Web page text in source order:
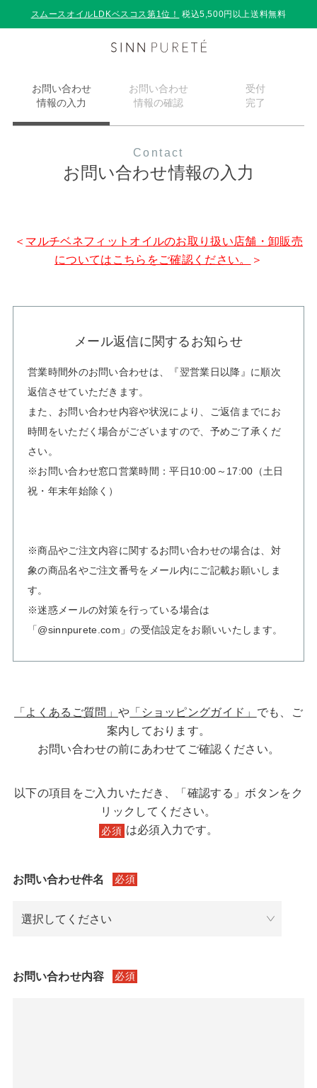
スムースオイルLDKベスコス第1位！ 税込5,500円以上送料無料
お問い合わせ
情報の入力
お問い合わせ
情報の確認
受付
完了
Contact
お問い合わせ情報の入力
＜ マルチベネフィットオイルのお取り扱い店舗・卸販売
についてはこちらをご確認ください。
＞
メール返信に関するお知らせ
営業時間外のお問い合わせは、『翌営業日以降』に順次
返信させていただきます。
また、お問い合わせ内容や状況により、ご返信までにお
時間をいただく場合がございますので、予めご了承くだ
さい。
※お問い合わせ窓口営業時間：平日10:00～17:00（土日
祝・年末年始除く）
※商品やご注文内容に関するお問い合わせの場合は、対
象の商品名やご注文番号をメール内にご記載お願いしま
す。
※迷惑メールの対策を行っている場合は
「@sinnpurete.com」の受信設定をお願いいたします。
「よくあるご質問」 や 「ショッピングガイド」 でも、ご
案内しております。
お問い合わせの前にあわせてご確認ください。
以下の項目をご入力いただき、「確認する」ボタンをク
リックしてください。
必須 は必須入力です。
お問い合わせ件名 必須
お問い合わせ内容 必須